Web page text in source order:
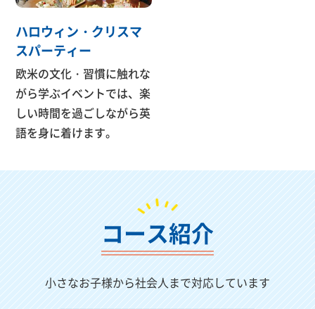
ハロウィン・クリスマ
スパーティー
欧米の文化・習慣に触れな
がら学ぶイベントでは、楽
しい時間を過ごしながら英
語を身に着けます。
コース紹介
小さなお子様から社会人まで対応しています